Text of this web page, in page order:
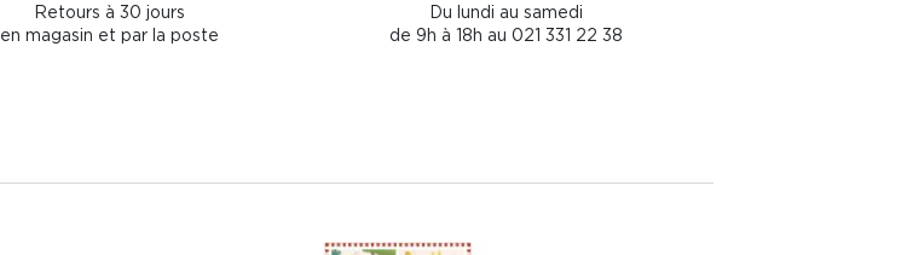
Retours à 30 jours
en magasin et par la poste
Du lundi au samedi
de 9h à 18h au 021 331 22 38